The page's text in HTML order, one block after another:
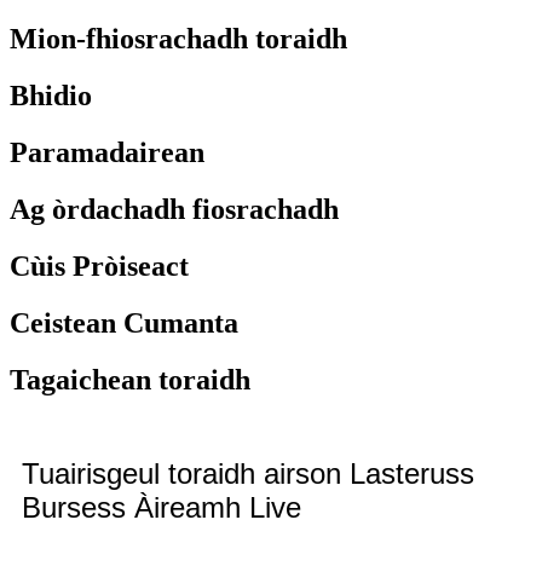
Mion-fhiosrachadh toraidh
Bhidio
Paramadairean
Ag òrdachadh fiosrachadh
Cùis Pròiseact
Ceistean Cumanta
Tagaichean toraidh
Tuairisgeul toraidh airson Lasteruss
Bursess Àireamh Live